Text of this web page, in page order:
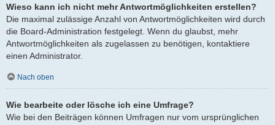
Wieso kann ich nicht mehr Antwortmöglichkeiten erstellen?
Die maximal zulässige Anzahl von Antwortmöglichkeiten wird durch
die Board-Administration festgelegt. Wenn du glaubst, mehr
Antwortmöglichkeiten als zugelassen zu benötigen, kontaktiere
einen Administrator.
Nach oben
Wie bearbeite oder lösche ich eine Umfrage?
Wie bei den Beiträgen können Umfragen nur vom ursprünglichen